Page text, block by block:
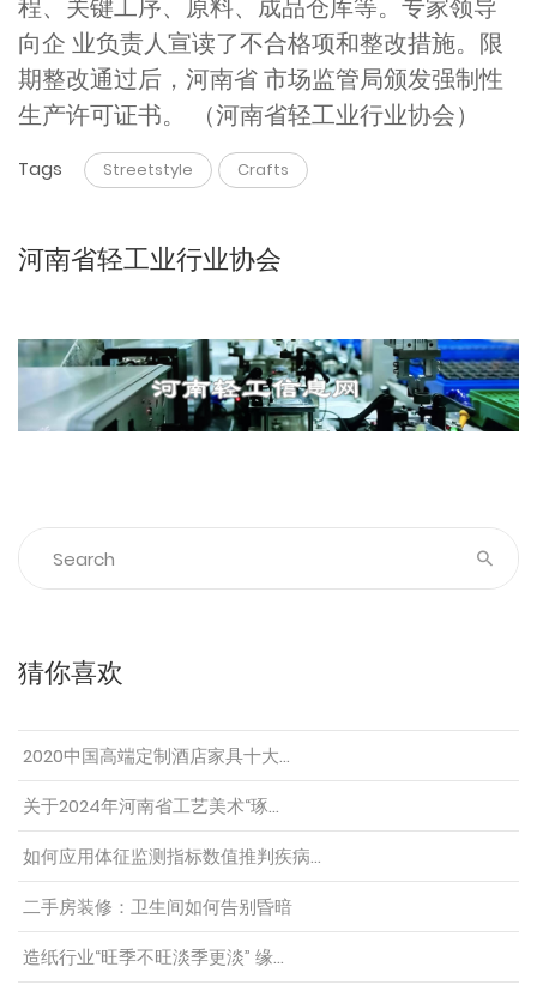
程、关键工序、原料、成品仓库等。专家领导
向企 业负责人宣读了不合格项和整改措施。限
期整改通过后，河南省 市场监管局颁发强制性
生产许可证书。 （河南省轻工业行业协会）
Tags Streetstyle Crafts
河南省轻工业行业协会
猜你喜欢
2020中国高端定制酒店家具十大…
关于2024年河南省工艺美术“琢…
如何应用体征监测指标数值推判疾病…
二手房装修：卫生间如何告别昏暗
造纸行业“旺季不旺淡季更淡” 缘…